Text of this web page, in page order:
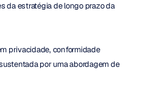
da estratégia de longo prazo da
privacidade, conformidade
por uma abordagem de